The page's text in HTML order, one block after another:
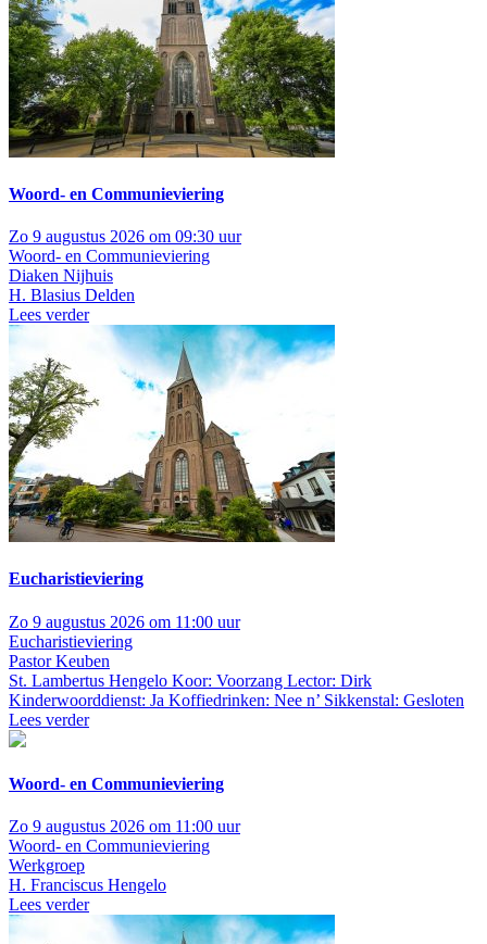
Woord- en Communieviering
Zo 9 augustus 2026 om 09:30 uur
Woord- en Communieviering
Diaken Nijhuis
H. Blasius Delden
Lees verder
Eucharistieviering
Zo 9 augustus 2026 om 11:00 uur
Eucharistieviering
Pastor Keuben
St. Lambertus Hengelo Koor: Voorzang Lector: Dirk
Kinderwoorddienst: Ja Koffiedrinken: Nee n’ Sikkenstal: Gesloten
Lees verder
Woord- en Communieviering
Zo 9 augustus 2026 om 11:00 uur
Woord- en Communieviering
Werkgroep
H. Franciscus Hengelo
Lees verder